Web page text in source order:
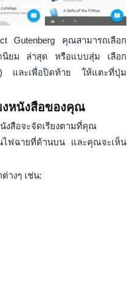
Gutenberg คุณสามารถเลือก
นิยม ล่าสุด หรือแบบสุ่ม เลือก
และเพื่อปิดท้าย ให้แตะที่ปุ่ม
งหนังสือของคุณ
งสือจะจัดเรียงตามที่คุณ
ไฟฉายที่ด้านบน และคุณจะเห็น
างๆ เช่น: